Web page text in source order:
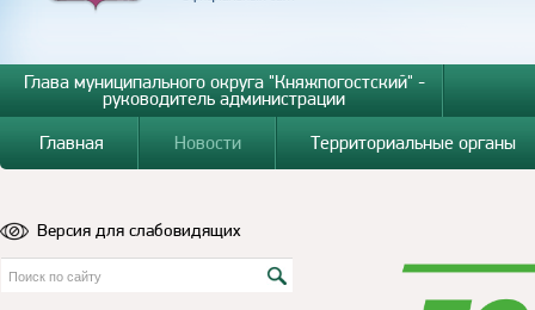
Глава муниципального округа "Княжпогостский" -
руководитель администрации
Главная
Новости Территориальные органы
Версия для слабовидящих